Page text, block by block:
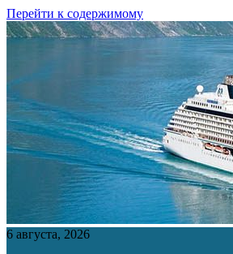
Перейти к содержимому
6 августа, 2026